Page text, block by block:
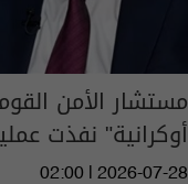
مستشار الأمن
أوكرانية" نفذت
02:00 | 2026-07-28